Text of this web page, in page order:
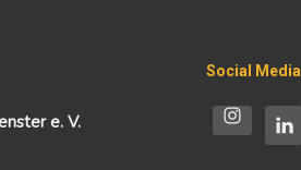
e. V.
Social Media